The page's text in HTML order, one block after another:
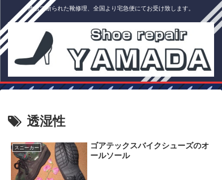
他店で断られた靴修理、全国より宅急便にてお受け致します。
透湿性
スニーカー
ゴアテックスバイクシューズのオ
ールソール